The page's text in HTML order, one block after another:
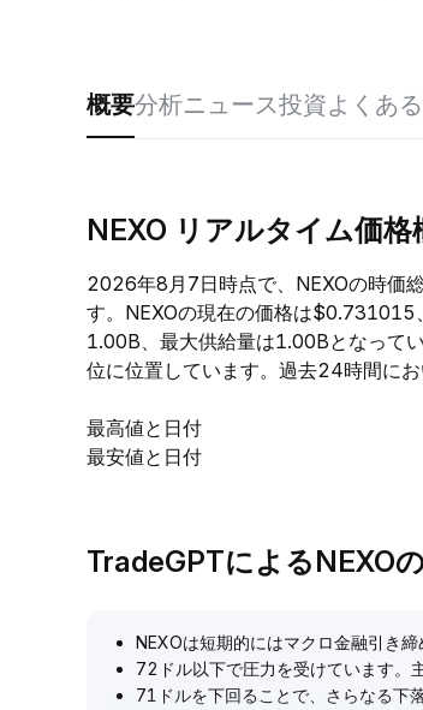
概要分析ニュース投資よくあ
NEXO リアルタイム価格
2026年8月7日時点で、NEXOの時価
す。NEXOの現在の価格は
1.00B、最大供給量は1.00Bとなって
位に位置しています。過去24時間に
最高値と日付
最安値と日付
TradeGPTによるNEXO
NEXOは短期的にはマクロ金融引き
72ドル以下で圧力を受けています。
71ドルを下回ることで、さらなる下